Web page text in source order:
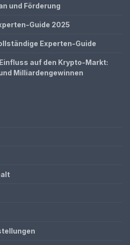
und Förderung
Guide 2025
Experten-Guide
auf den Krypto-Markt:
Milliardengewinnen